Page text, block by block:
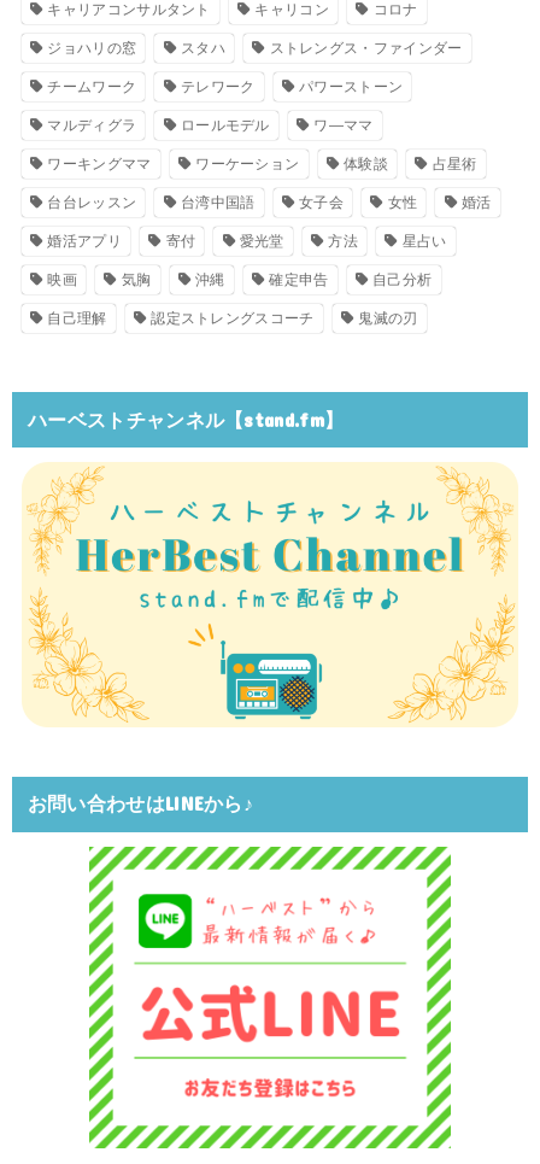
キャリアコンサルタント キャリコン コロナ
ジョハリの窓 スタハ ストレングス・ファインダー
チームワーク テレワーク パワーストーン
マルディグラ ロールモデル ワ―ママ
ワーキングママ ワーケーション 体験談 占星術
台台レッスン 台湾中国語 女子会 女性 婚活
婚活アプリ 寄付 愛光堂 方法 星占い
映画 気胸 沖縄 確定申告 自己分析
自己理解 認定ストレングスコーチ 鬼滅の刃
ハーベストチャンネル【stand.fm】
お問い合わせはLINEから♪